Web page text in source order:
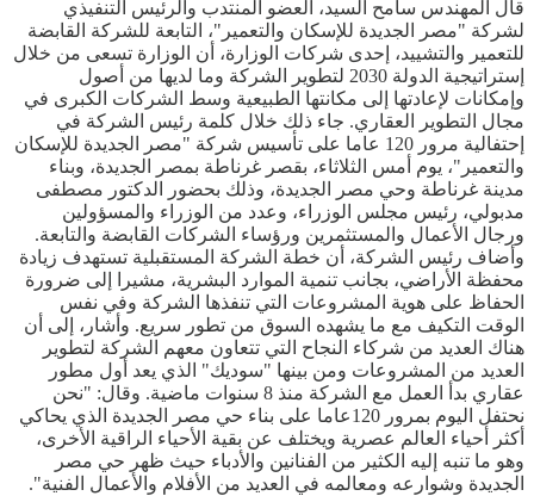
قال المهندس سامح السيد، العضو المنتدب والرئيس التنفيذي
لشركة "مصر الجديدة للإسكان والتعمير"، التابعة للشركة القابضة
للتعمير والتشييد، إحدى شركات الوزارة، أن الوزارة تسعى من خلال
إستراتيجية الدولة 2030 لتطوير الشركة وما لديها من أصول
وإمكانات لإعادتها إلى مكانتها الطبيعية وسط الشركات الكبرى في
مجال التطوير العقاري. جاء ذلك خلال كلمة رئيس الشركة في
إحتفالية مرور 120 عاما على تأسيس شركة "مصر الجديدة للإسكان
والتعمير"، يوم أمس الثلاثاء، بقصر غرناطة بمصر الجديدة، وبناء
مدينة غرناطة وحي مصر الجديدة، وذلك بحضور الدكتور مصطفى
مدبولي، رئيس مجلس الوزراء، وعدد من الوزراء والمسؤولين
ورجال الأعمال والمستثمرين ورؤساء الشركات القابضة والتابعة.
وأضاف رئيس الشركة، أن خطة الشركة المستقبلية تستهدف زيادة
محفظة الأراضي، بجانب تنمية الموارد البشرية، مشيرا إلى ضرورة
الحفاظ على هوية المشروعات التي تنفذها الشركة وفي نفس
الوقت التكيف مع ما يشهده السوق من تطور سريع. وأشار، إلى أن
هناك العديد من شركاء النجاح التي تتعاون معهم الشركة لتطوير
العديد من المشروعات ومن بينها "سوديك" الذي يعد أول مطور
عقاري بدأ العمل مع الشركة منذ 8 سنوات ماضية. وقال: "نحن
نحتفل اليوم بمرور 120عاما على بناء حي مصر الجديدة الذي يحاكي
أكثر أحياء العالم عصرية ويختلف عن بقية الأحياء الراقية الأخرى،
وهو ما تنبه إليه الكثير من الفنانين والأدباء حيث ظهر حي مصر
الجديدة وشوارعه ومعالمه في العديد من الأفلام والأعمال الفنية".